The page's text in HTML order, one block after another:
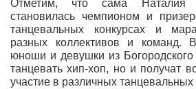
Отметим, что сама
становилась чемпионом и
танцевальных конкурсах и
разных коллективов и команд.
юноши и девушки из Богородского
танцевать хип-хоп, но и получат
участие в различных